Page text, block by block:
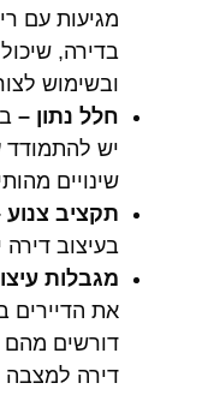
מגיעות עם
בדירה,
ובשימוש
חלל נתון –
יש להתמודד
שינויים
תקציב צנוע
בעיצוב דירה
מגבלות
את הדיירים
דורשים מהם
דירה למצבה